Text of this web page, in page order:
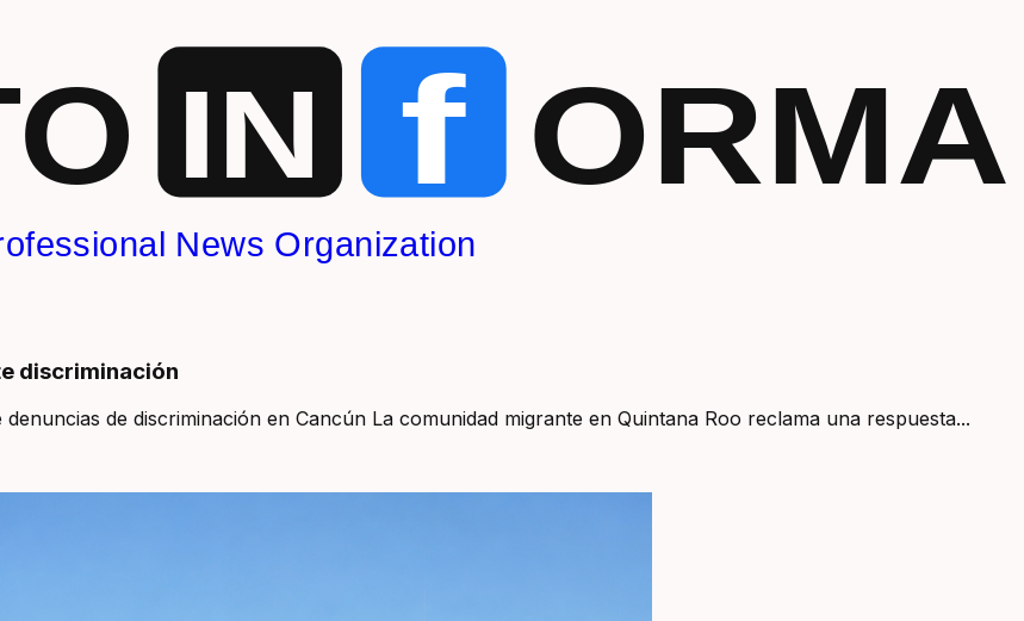
IN f ORMA
News Organization
discriminación
de discriminación en Cancún La comunidad migrante en Quintana Roo reclama una respuesta...